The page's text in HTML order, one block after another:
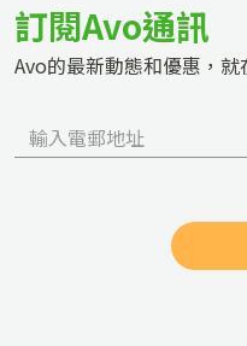
訂閱Avo通訊
Avo的最新動態和優惠，就